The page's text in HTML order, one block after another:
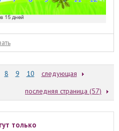
8 9 10
следующая
последняя страница (57)
только